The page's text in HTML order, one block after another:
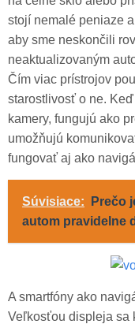
stojí nemalé peniaze
aby sme neskončili
neaktualizovaným
Čím viac prístrojov
starostlivosť o ne.
kamery, fungujú ako
umožňujú
fungovať aj ako
Súvisiace:
Prečo
autom pravidelne
A smartfóny ako
Veľkosťou displeja sa